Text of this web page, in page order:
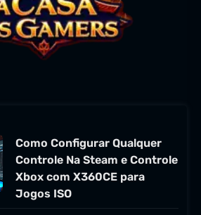
Como Configurar Qualquer
Controle Na Steam e Controle
Xbox com X360CE para
Jogos ISO